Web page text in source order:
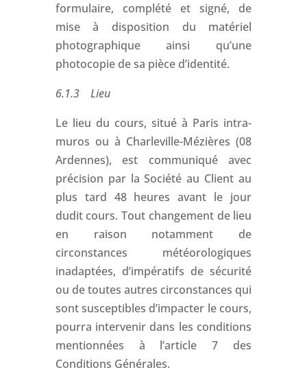
formulaire, complété et signé, de
mise à disposition du matériel
photographique ainsi qu’une
photocopie de sa pièce d’identité.
6.1.3 Lieu
Le lieu du cours, situé à Paris intra-
muros ou à Charleville-Mézières (08
Ardennes), est communiqué avec
précision par la Société au Client au
plus tard 48 heures avant le jour
dudit cours. Tout changement de lieu
en raison notamment de
circonstances météorologiques
inadaptées, d’impératifs de sécurité
ou de toutes autres circonstances qui
sont susceptibles d’impacter le cours,
pourra intervenir dans les conditions
mentionnées à l’article 7 des
Conditions Générales.